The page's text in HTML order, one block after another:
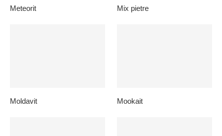
Meteorit Mix pietre
Moldavit Mookait